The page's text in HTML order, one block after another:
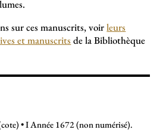
sur ces manuscrits, voirleurs
et manuscrits de la Bibliothèque
• I Année 1672 (non numérisé).